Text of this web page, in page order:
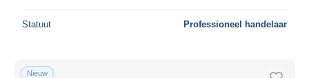
Statuut Professioneel handelaar
Nieuw